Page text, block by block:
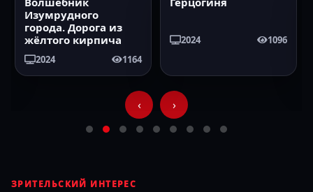
Изумрудного
города. Дорога из
жёлтого кирпича
2024 1164
2024 1096
‹ ›
ЗРИТЕЛЬСКИЙ ИНТЕРЕС